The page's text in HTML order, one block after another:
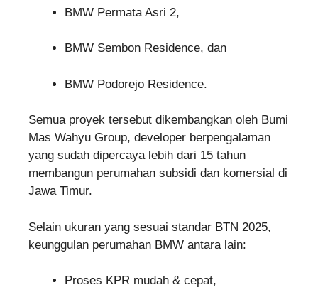
BMW Permata Asri 2,
BMW Sembon Residence, dan
BMW Podorejo Residence.
Semua proyek tersebut dikembangkan oleh Bumi
Mas Wahyu Group, developer berpengalaman
yang sudah dipercaya lebih dari 15 tahun
membangun perumahan subsidi dan komersial di
Jawa Timur.
Selain ukuran yang sesuai standar BTN 2025,
keunggulan perumahan BMW antara lain:
Proses KPR mudah & cepat,